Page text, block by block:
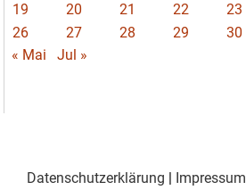
19
20 21 22 23
26
27 28 29
30
« Mai
Jul »
Datenschutzerklärung | Impressum